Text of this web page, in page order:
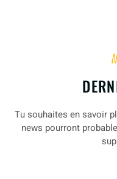
Tu souhaites en savoir
news pourront